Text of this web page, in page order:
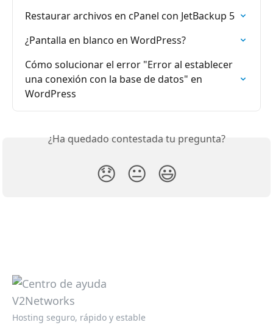
Restaurar archivos en cPanel con JetBackup 5
¿Pantalla en blanco en WordPress?
Cómo solucionar el error "Error al establecer
una conexión con la base de datos" en
WordPress
¿Ha quedado contestada tu pregunta?
😞 😐 😃
Hosting seguro, rápido y estable